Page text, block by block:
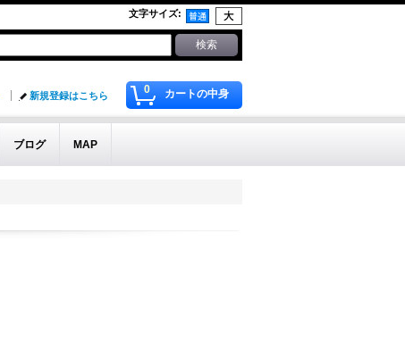
文字サイズ:
0 カートの中身
新規登録はこちら
ブログ MAP